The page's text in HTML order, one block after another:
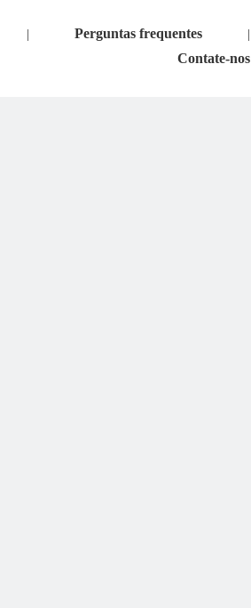
| Perguntas frequentes |
Contate-nos